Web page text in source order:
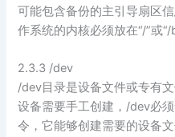
可能包含备份的主引导扇区
作系统的内核必须放在“/”或“/
2.3.3 /dev
/dev目录是设备文件或专有
设备需要手工创建，/dev必
令，它能够创建需要的设备